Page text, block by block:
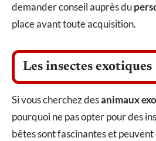
demander conseil auprès du
place avant toute acquisition.
Les insectes exotiques
Si vous cherchez desanimaux
pourquoi ne pas opter pour des
bêtes sont fascinantes et